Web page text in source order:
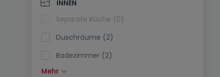
INNEN
Separate Küche (0)
Duschräume (2)
Badezimmer (2)
Einbauküche (0)
Mehr